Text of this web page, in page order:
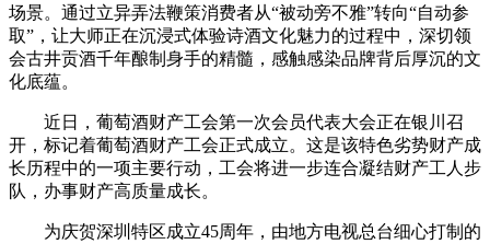
场景。通过立异弄法鞭策消费者从“被动旁不雅”转向“自动参
取”，让大师正在沉浸式体验诗酒文化魅力的过程中，深切领
会古井贡酒千年酿制身手的精髓，感触感染品牌背后厚沉的文
化底蕴。
近日，葡萄酒财产工会第一次会员代表大会正在银川召
开，标记着葡萄酒财产工会正式成立。这是该特色劣势财产成
长历程中的一项主要行动，工会将进一步连合凝结财产工人步
队，办事财产高质量成长。
为庆贺深圳特区成立45周年，由地方电视总台细心打制的